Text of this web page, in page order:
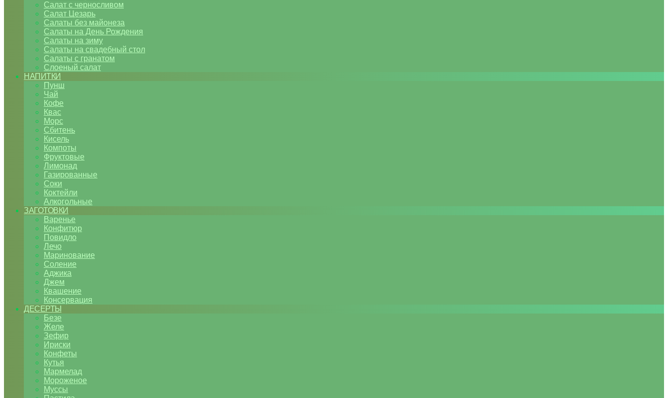
Салат с черносливом
Салат Цезарь
Салаты без майонеза
Салаты на День Рождения
Салаты на зиму
Салаты на свадебный стол
Салаты с гранатом
Слоеный салат
НАПИТКИ
Пунш
Чай
Кофе
Квас
Морс
Сбитень
Кисель
Компоты
Фруктовые
Лимонад
Газированные
Соки
Коктейли
Алкогольные
ЗАГОТОВКИ
Варенье
Конфитюр
Повидло
Лечо
Маринование
Соление
Аджика
Джем
Квашение
Консервация
ДЕСЕРТЫ
Безе
Желе
Зефир
Ириски
Конфеты
Кутья
Мармелад
Мороженое
Муссы